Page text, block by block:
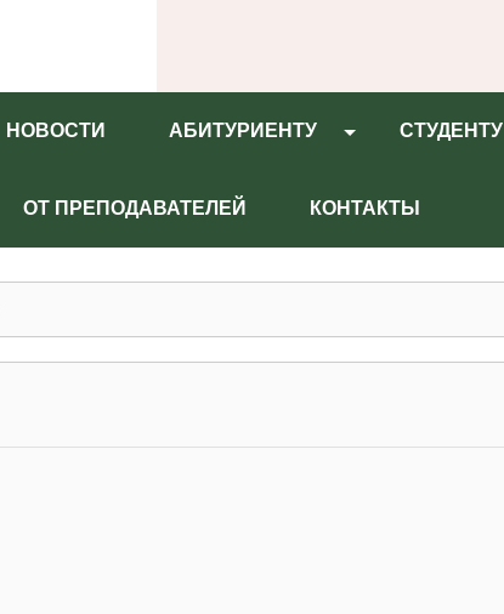
НОВОСТИ АБИТУРИЕНТУ СТУДЕНТУ
ОТ ПРЕПОДАВАТЕЛЕЙ КОНТАКТЫ